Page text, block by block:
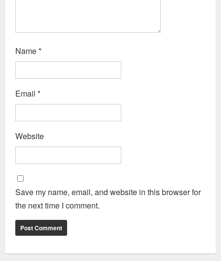
Name*
Email*
Website
Save my name, email, and website in this browser for
the next time I comment.